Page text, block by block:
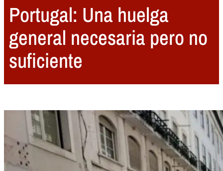
Portugal: Una huelga
general necesaria pero no
suficiente